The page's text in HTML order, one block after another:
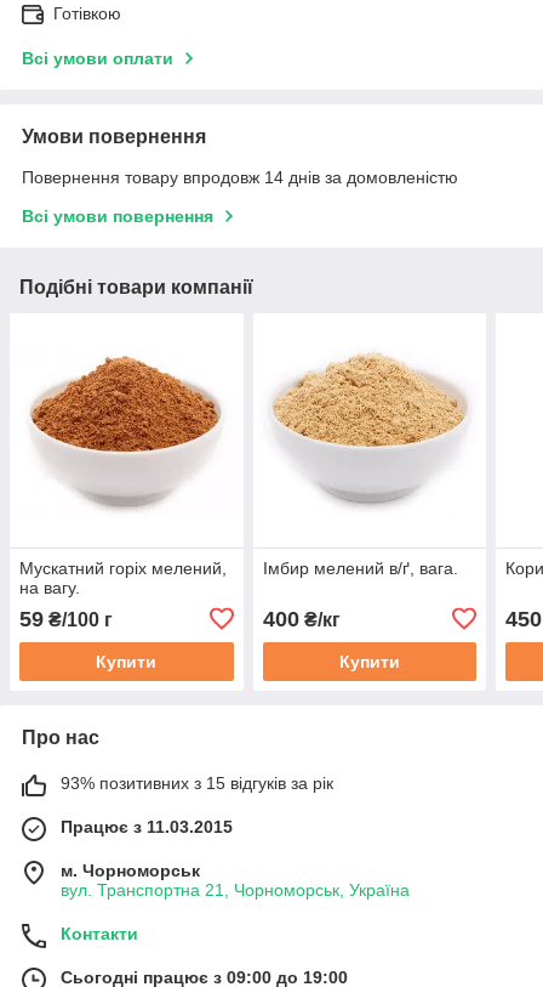
Готівкою
Всі умови оплати
Умови повернення
Повернення товару впродовж 14 днів за домовленістю
Всі умови повернення
Подібні товари компанії
Мускатний горіх мелений,
на вагу.
59 ₴/100 г
Купити
Імбир мелений в/ґ, вага.
400₴/кг
Купити
450
Про нас
93% позитивних з 15 відгуків за рік
Працює з 11.03.2015
м. Чорноморськ
вул. Транспортна 21, Чорноморськ, Україна
Контакти
Сьогодні працює з 09:00 до 19:00